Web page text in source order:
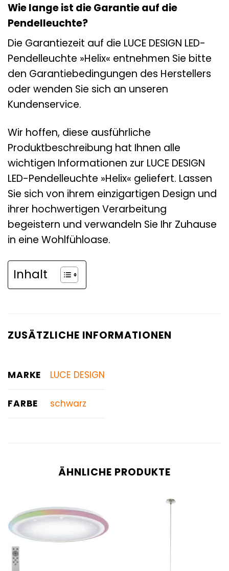
Wie lange ist die Garantie auf die
Pendelleuchte?
Die Garantiezeit auf die LUCE DESIGN LED-
Pendelleuchte »Helix« entnehmen Sie bitte
den Garantiebedingungen des Herstellers
oder wenden Sie sich an unseren
Kundenservice.
Wir hoffen, diese ausführliche
Produktbeschreibung hat Ihnen alle
wichtigen Informationen zur LUCE DESIGN
LED-Pendelleuchte »Helix« geliefert. Lassen
Sie sich von ihrem einzigartigen Design und
ihrer hochwertigen Verarbeitung
begeistern und verwandeln Sie Ihr Zuhause
in eine Wohlfühloase.
Inhalt
ZUSÄTZLICHE INFORMATIONEN
MARKE LUCE DESIGN
FARBE schwarz
ÄHNLICHE PRODUKTE